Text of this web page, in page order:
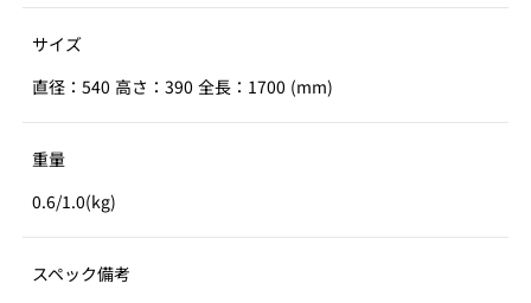
サイズ
直径：540 高さ：390 全長：1700 (mm)
重量
0.6/1.0(kg)
スペック備考